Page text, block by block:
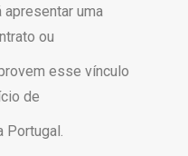
uma
ou
esse vínculo
de
Portugal.